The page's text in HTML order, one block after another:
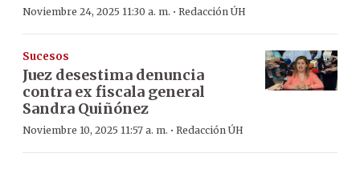
Noviembre 24, 2025 11:30 a. m. · Redacción ÚH
Sucesos
Juez desestima denuncia
contra ex fiscala general
Sandra Quiñónez
Noviembre 10, 2025 11:57 a. m. · Redacción ÚH